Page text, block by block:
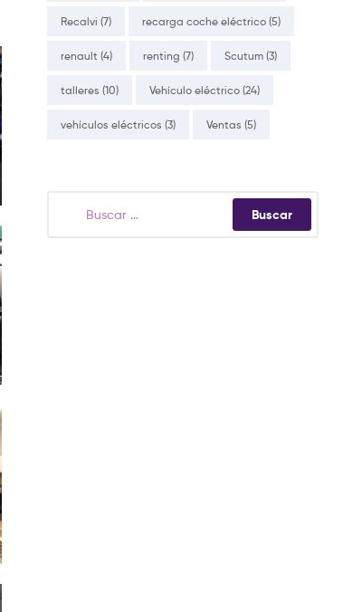
Recalvi (7) recarga coche eléctrico (5)
renault (4) renting (7) Scutum (3)
talleres (10) Vehículo eléctrico (24)
vehículos eléctricos (3) Ventas (5)